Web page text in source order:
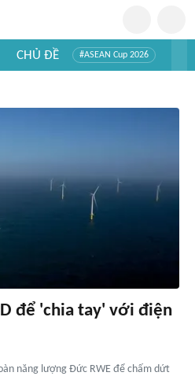
CHỦ ĐỀ #ASEAN Cup 2026
để 'chia tay' với điện
năng lượng Đức RWE để chấm dứt